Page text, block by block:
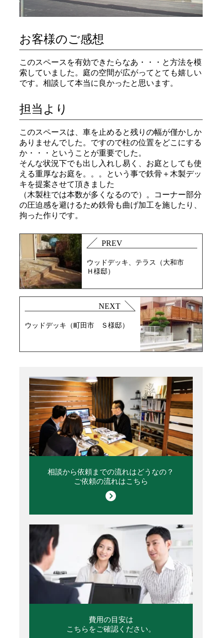
お客様のご感想
このスペースを有効できたらなあ・・・と方法を模
索していました。庭の空間が広がってとても嬉しい
です。相談して本当に良かったと思います。
担当より
このスペースは、車を止めると残りの幅が僅かしか
ありませんでした。ですので柱の位置をどこにする
か・・・ということが重要でした。
そんな状況下でも出し入れし易く、お庭としても使
える重厚なお庭を。。。という事で鉄骨＋木製デッ
キを提案させて頂きました
（木製柱では本数が多くなるので）。コーナー部分
の圧迫感を避けるため鉄骨も曲げ加工を施したり、
拘った作りです。
PREV
ウッドデッキ、テラス（大和市
Ｈ様邸）
NEXT
ウッドデッキ（町田市 Ｓ様邸）
相談から依頼までの流れはどうなの？
ご依頼の流れはこちら
費用の目安は
こちらをご確認ください。